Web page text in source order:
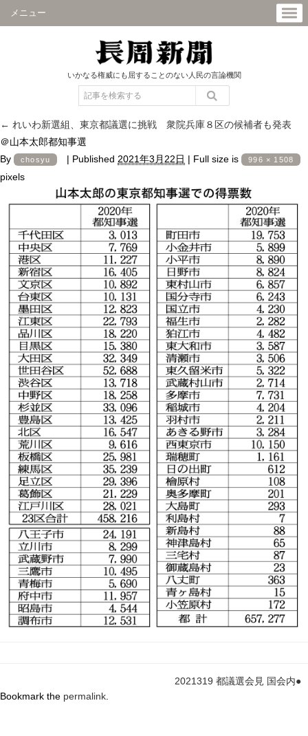
メニュー
いかなる権威にも屈することのない人民の言論機関
← れいわ新選組、東京都議選に挑戦 衆院兵庫８区の候補者も発表
＠山本太郎都知事選
By
chosyu | Published 2021年3月22日 | Full size is 996 × 1508
pixels
2021319 都議選会見 国会内●
Bookmark the permalink